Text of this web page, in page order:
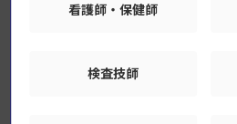
克服をめざして―
看護師・保健師
検査技師